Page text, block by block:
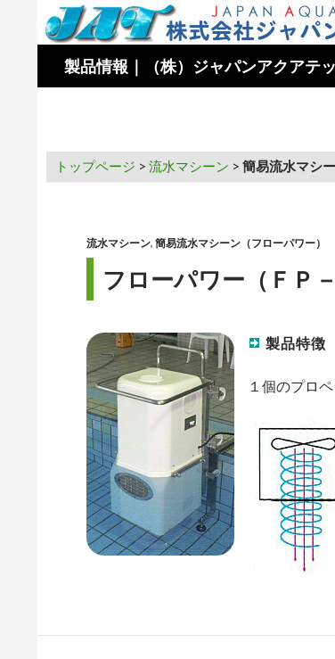
製品情報｜（株）ジャパンアクアテ
トップページ > 流水マシーン > 簡易流水マシ
流水マシーン, 簡易流水マシーン（フローパワー）
フローパワー（ＦＰ－
製品特徴
１個のプロ